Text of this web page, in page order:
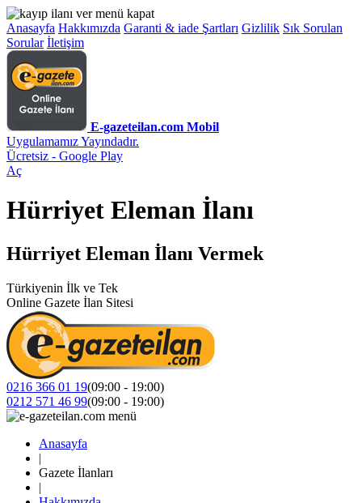
Anasayfa Hakkımızda Garanti & iade Şartları Gizlilik Sık Sorulan
Sorular İletişim
E-gazeteilan.com Mobil
Uygulamamız Yayındadır.
Ücretsiz - Google Play
Aç
Hürriyet Eleman İlanı
Hürriyet Eleman İlanı Vermek
Türkiyenin İlk ve Tek
Online Gazete İlan Sitesi
0216 366 01 19(09:00 - 19:00)
0212 571 46 99(09:00 - 19:00)
Anasayfa
|
Gazete İlanları
|